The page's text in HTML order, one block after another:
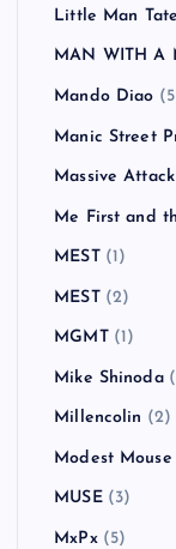
Little Man Tate
MAN WITH A
Mando Diao
Manic Street
Massive Attack
Me First and
MEST(1)
MEST(2)
MGMT(1)
Mike Shinoda
Millencolin (2)
Modest Mouse
MUSE(3)
MxPx(5)